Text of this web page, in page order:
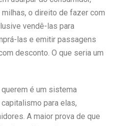
o direito de fazer com
vendê-las para
las e emitir passagens
desconto. O que seria um
é um sistema
para elas,
A maior prova de que